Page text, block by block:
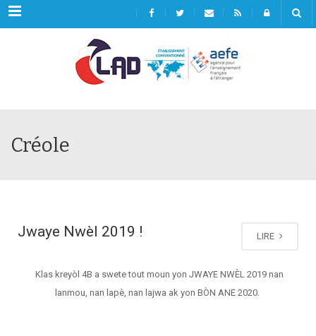
Menu
Créole
LIRE
Jwaye Nwèl 2019 !
Klas kreyòl 4B a swete tout moun yon JWAYE NWÈL 2019 nan
lanmou, nan lapè, nan lajwa ak yon BÒN ANE 2020.